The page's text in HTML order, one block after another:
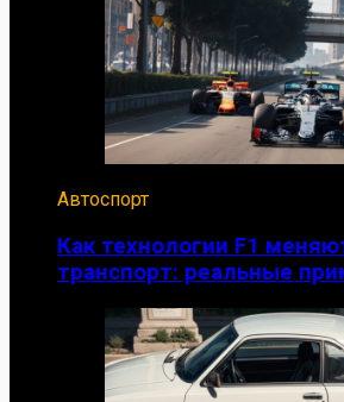
Автоспорт
Как технологии F1
транспорт: реальные